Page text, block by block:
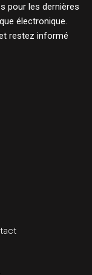
pour les dernières
électronique.
restez informé